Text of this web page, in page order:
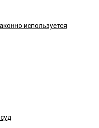
используется